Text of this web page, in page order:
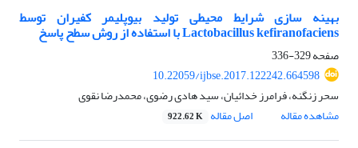
بهینه سازی شرایط محیطی تولید بیوپلیمر کفیران توسط
Lactobacillus kefiranofaciens با استفاده از روش سطح پاسخ
صفحه329-336
10.22059/ijbse.2017.122242.664598
سحر زنگنه، فرامرز خدائیان، سید هادی رضوی، محمدرضا نقوی
مشاهده مقاله
اصل مقاله 922.62 K